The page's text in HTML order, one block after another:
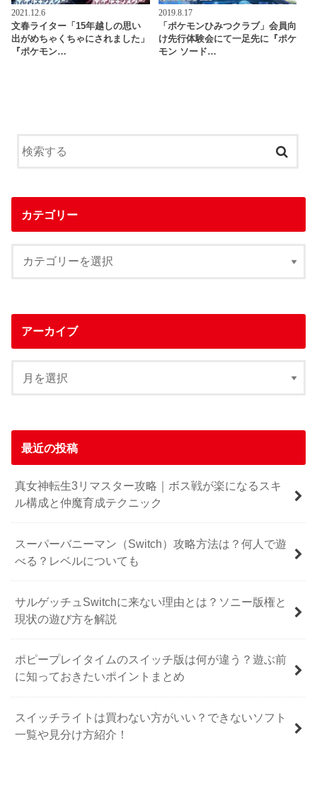
2021.12.6
文春ライター「15年越しの思い
出がめちゃくちゃにされました」
『ポケモン…
2019.8.17
「ポケモンひみつクラブ」会員向
け先行体験会にて一足先に『ポケ
モン ソード…
カテゴリー
アーカイブ
最近の投稿
真女神転生3リマスター攻略｜ボス戦が楽になるスキ
ル構成と仲魔育成テクニック
スーパーバニーマン（Switch）攻略方法は？何人で遊
べる？レベルについても
サルゲッチュSwitchに来ない理由とは？ソニー版権と
現状の遊び方を解説
ポピープレイタイムのスイッチ版は何が違う？遊ぶ前
に知っておきたいポイントまとめ
スイッチライトは買わない方がいい？できないソフト
一覧や見分け方紹介！